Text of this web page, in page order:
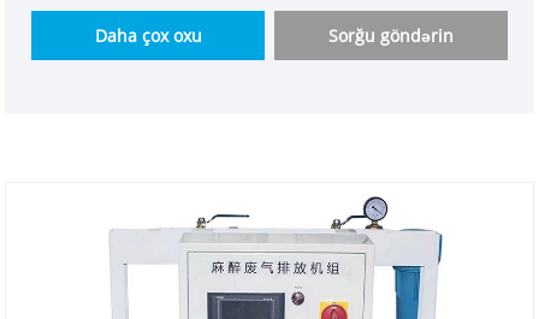
insan-maşın interfeysi ilə uzaqdan idarəetmə
şəbəkəsi şəbəkəsi ola bilər. Pulsuz bir təklif
Daha çox oxu Sorğu göndərin